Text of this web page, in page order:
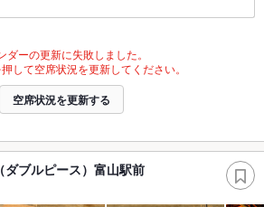
ダーの更新に失敗しました。
して空席状況を更新してください。
空席状況を更新する
ブルピース）富山駅前